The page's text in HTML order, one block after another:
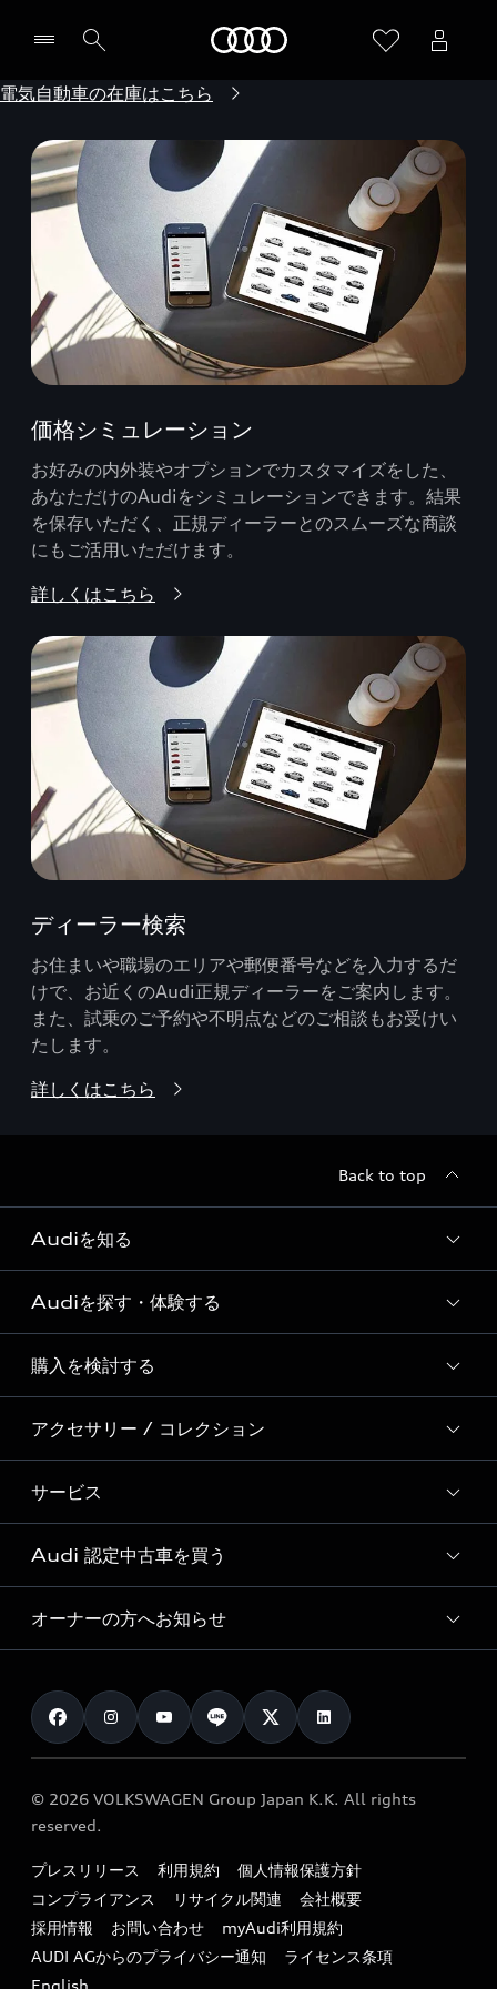
電気自動車の在庫はこちら
価格シミュレーション
お好みの内外装やオプションでカスタマイズをした、
あなただけのAudiをシミュレーションできます。結果
を保存いただく、正規ディーラーとのスムーズな商談
にもご活用いただけます。
詳しくはこちら
ディーラー検索
お住まいや職場のエリアや郵便番号などを入力するだ
けで、お近くのAudi正規ディーラーをご案内します。
また、試乗のご予約や不明点などのご相談もお受けい
たします。
詳しくはこちら
Back to top
Audiを知る
Audi ブランド
Story of Progress
Audi Sport
Formula 1®
デジタルサービス
Audiを探す・体験する
ディーラー検索
新車在庫検索
試乗車・展示車検索
見積り依頼
試乗予約
購入を検討する
モデル一覧
特別仕様モデル / 限定モデル
e-tronラインアップ
価格シミュレーション
車両比較
カタログ一覧
アクセサリー / コレクション
純正アクセサリー
オンラインショップ
Audi collection
アウディナビアプリ
サービス
サービス入庫予約
サービスプログラム
メンテナンス
車検 / 定期点検
e-tronアフターサポート
myAudi
Audi 認定中古車を買う
Audi認定中古車
クオリティ
保証
メンテナンス
ファイナンス
キャンペーン / イベント
買取査定
オーナーの方へお知らせ
お知らせ
オーナー様向けキャンペーン
特定整備適用車一覧
リサイクル法
よくある質問（FAQ）
© 2026 VOLKSWAGEN Group Japan K.K. All rights
reserved.
プレスリリース 利用規約
個人情報保護方針
コンプライアンス
リサイクル関連
会社概要
採用情報
お問い合わせ
myAudi利用規約
AUDI AGからのプライバシー通知
ライセンス条項
English